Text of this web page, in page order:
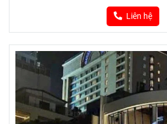
Liên hệ